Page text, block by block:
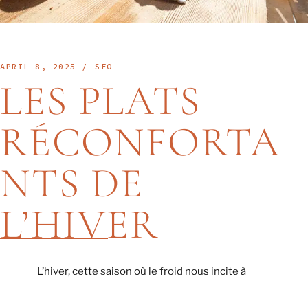
APRIL 8, 2025 SEO
LES PLATS
RÉCONFORTA
NTS DE
L’HIVER
L’hiver, cette saison où le froid nous incite à